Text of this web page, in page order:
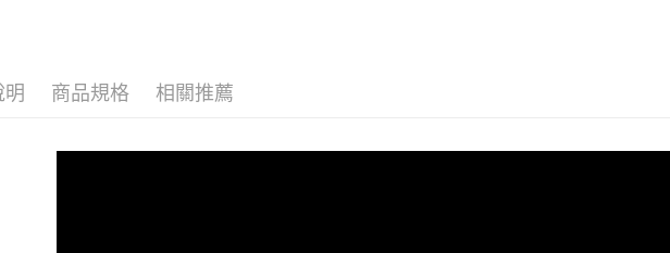
明 商品規格 相關推薦